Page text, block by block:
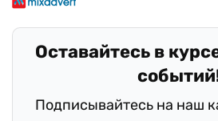
Оставайтесь в
Подписывайтесь на наш